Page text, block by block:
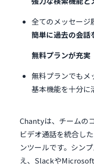
全てのメッセージ
簡単に過去の会話
無料プランが充実
無料プランでもメ
基本機能を十分に
Chantyは、チームの
ビデオ通話を統合し
ンツールです。シン
え、Slackや